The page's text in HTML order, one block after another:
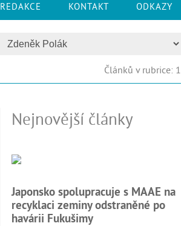
REDAKCE KONTAKT ODKAZY
Článků v rubrice: 1
Nejnovější články
Japonsko spolupracuje s MAAE na
recyklaci zeminy odstraněné po
havárii Fukušimy